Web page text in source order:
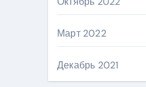
Март 2022
Декабрь 2021